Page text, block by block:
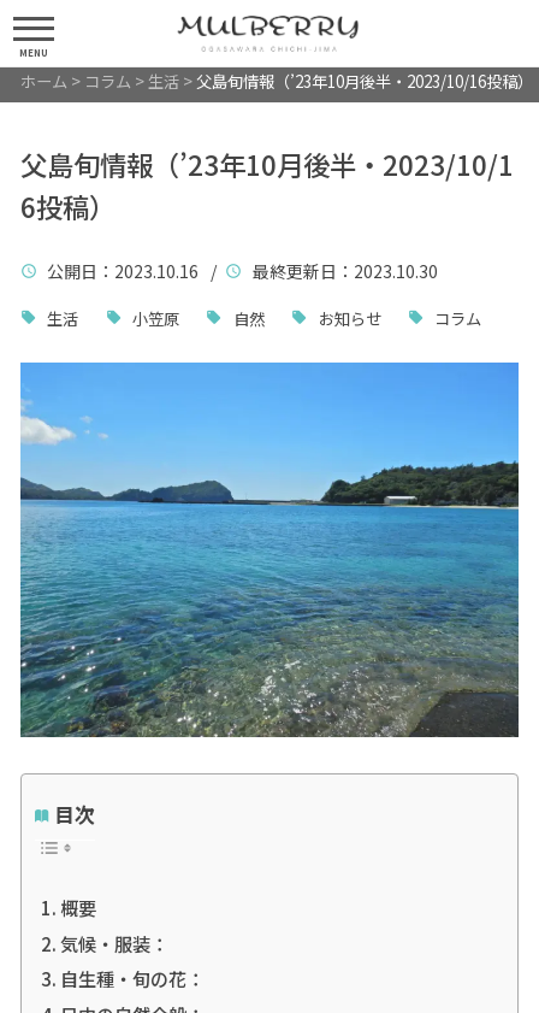
MENU
ホーム > コラム > 生活> 父島旬情報（’23年10月後半・2023/10/16投稿）
父島旬情報（’23年10月後半・2023/10/1
6投稿）
公開日 ：2023.10.16 / 最終更新日 ：2023.10.30
生活 小笠原 自然 お知らせ コラム
目次
概要
気候・服装：
自生種・旬の花：